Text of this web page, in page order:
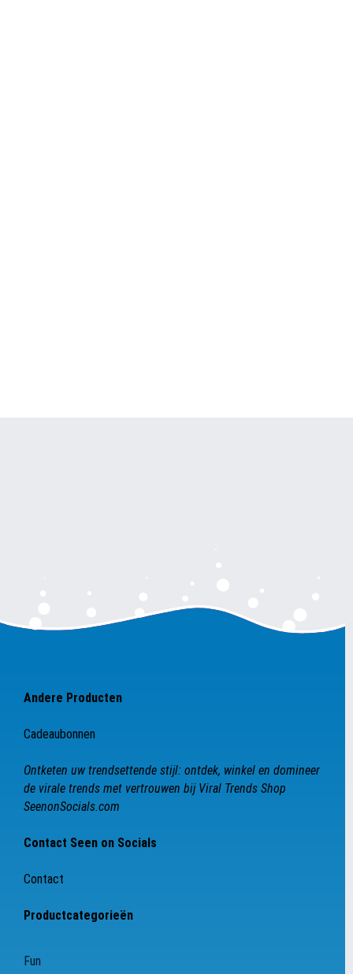
Andere Producten
Cadeaubonnen
Ontketen uw trendsettende stijl: ontdek, winkel en domineer
de virale trends met vertrouwen bij Viral Trends Shop
SeenonSocials.com
Contact Seen on Socials
Contact
Productcategorieën
Fun